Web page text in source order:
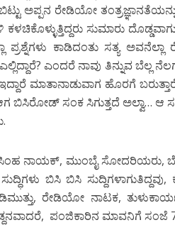
ಅಪ್ಪನ ರೇಡಿಯೋ
ಕಳಚಿಕೊಳ್ಳುತ್ತಿದ್ದರು ಸುಮಾರು
ಪ್ರಶ್ನೆಗಳು ಕಾಡಿದಂತು ಸತ್ಯ
ಎಲ್ಲಿದ್ದಾರೆ? ಎಂದರೆ ನಾವು ತಿನ್ನುವ
ಮಾತಾನಾಡುವಾಗ ಹೊರಗೆ
ಬಿಸಿರೋಡ್ ಸಂಕ ಸಿಗುತ್ತದೆ ಅಲ್ವಾ…
ನಾಯಕ್, ಮುಂಬೈ ಸೋದರಿಯರು,
ಬಿಸಿ ಬಿಸಿ
ರೇಡಿಯೋ ನಾಟಕ,
ಪಂಜಿಕಾರಿನ ಮಾವನಿಗೆ